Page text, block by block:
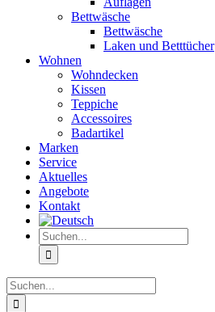
Bettwäsche
Bettwäsche
Laken und Betttücher
Wohnen
Wohndecken
Kissen
Teppiche
Accessoires
Badartikel
Marken
Service
Aktuelles
Angebote
Kontakt
Suche
nach:
Suche
nach: